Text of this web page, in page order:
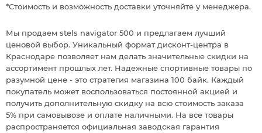
*Стоимость и возможность доставки уточняйте у менеджера.
Мы продаем stels navigator 500 и предлагаем лучший
ценовой выбор. Уникальный формат дисконт-центра в
Краснодаре позволяет нам делать значительные скидки на
ассортимент прошлых лет. Надежные спортивные товары по
разумной цене - это стратегия магазина 100 байк. Каждый
покупатель может воспользоваться постоянной акцией и
получить дополнительную скидку на всю стоимость заказа
5% при самовывозе и оплате наличными. На все товары
распространяется официальная заводская гарантия